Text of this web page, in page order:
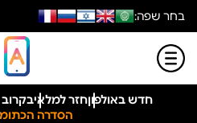
בחר שפה:
חדש באולפוןחזר למלאי
הסדרה